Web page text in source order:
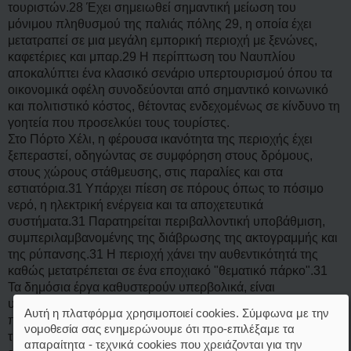
τουριστών.28 Έχει σημειωθεί σημαντική μείωση του
μόνιμου πληθυσμού της παλιάς πόλης 29, η οποία έχει
μετατραπεί σε μια μεγάλη εμπορική περιοχή με ξενώνες,
καφετέριες και μπαρ.29 Η περίπτωση του Ναυπλίου
αποκαλύπτει ένα κλασικό σενάριο υπερτουρισμού όπου τα
οικονομικά οφέλη συνοδεύονται από σημαντικό κοινωνικό
και πολιτιστικό κόστος, θέτοντας ενδεχομένως σε κίνδυνο τη
γοητεία που προσελκύει τους τουρίστες.
Στο Πόρτο Χέλι, η φέρουσα ικανότητα της περιοχής έχει
ξεπεραστεί, οδηγώντας σε συμφόρηση στους δρόμους,
στους χώρους στάθμευσης, στις παραλίες και στα
εστιατόρια.31 Υπάρχει πίεση σε πόρους όπως το πόσιμο
νερό, η ηλεκτρική ενέργεια και τα αποχετευτικά
συστήματα.31 Παρατηρείται περιβαλλοντική υποβάθμιση,
συμπεριλαμβανομένης της διάβρωσης της ακτογραμμής και
της ρύπανσης.31 Η περιοχή χάνει την αυθεντικότητά της
καθώς μετατρέπεται σε ένα εποχιακό "θεματικό πάρκο".31
Τα δημόσια έργα καθυστερούν υπερβολικά, είναι
υπερτιμολογημένα και παραδίδονται με αμφισβητούμενες
προδιαγραφές.31 Η εμπειρία του Πόρτο Χελίου αναδεικνύει
τις περιβαλλοντικές και υποδομικές πιέσεις που μπορεί να
Αυτή η πλατφόρμα χρησιμοποιεί cookies. Σύμφωνα με την
νομοθεσία σας ενημερώνουμε ότι προ-επιλέξαμε τα
απαραίτητα - τεχνικά cookies που χρειάζονται για την